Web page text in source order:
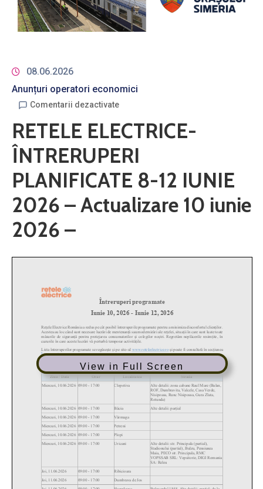
08.06.2026
Anunțuri operatori economici
Comentarii dezactivate
RETELE ELECTRICE-
ÎNTRERUPERI
PLANIFICATE 8-12 IUNIE
2026 – Actualizare 10 iunie
2026 –
View in Full Screen